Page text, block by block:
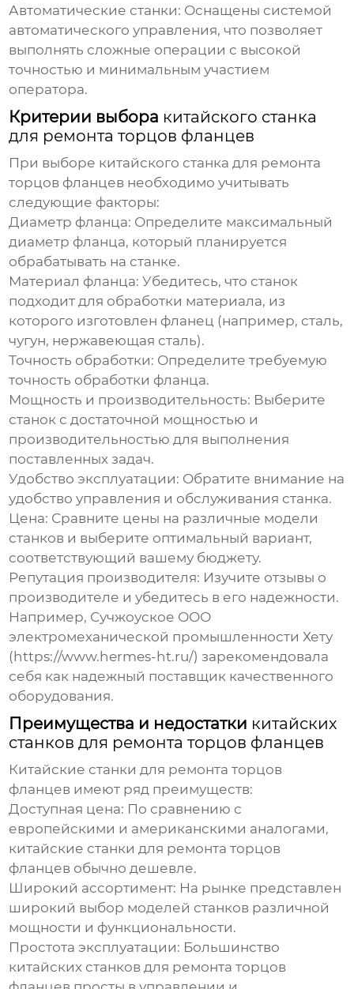
Автоматические станки: Оснащены системой
автоматического управления, что позволяет
выполнять сложные операции с высокой
точностью и минимальным участием
оператора.
Критерии выбора китайского станка
для ремонта торцов фланцев
При выборе китайского станка для ремонта
торцов фланцев необходимо учитывать
следующие факторы:
Диаметр фланца: Определите максимальный
диаметр фланца, который планируется
обрабатывать на станке.
Материал фланца: Убедитесь, что станок
подходит для обработки материала, из
которого изготовлен фланец (например, сталь,
чугун, нержавеющая сталь).
Точность обработки: Определите требуемую
точность обработки фланца.
Мощность и производительность: Выберите
станок с достаточной мощностью и
производительностью для выполнения
поставленных задач.
Удобство эксплуатации: Обратите внимание на
удобство управления и обслуживания станка.
Цена: Сравните цены на различные модели
станков и выберите оптимальный вариант,
соответствующий вашему бюджету.
Репутация производителя: Изучите отзывы о
производителе и убедитесь в его надежности.
Например, Сучжоуское ООО
электромеханической промышленности Хету
(https://www.hermes-ht.ru/) зарекомендовала
себя как надежный поставщик качественного
оборудования.
Преимущества и недостатки китайских
станков для ремонта торцов фланцев
Китайские станки для ремонта торцов
фланцев имеют ряд преимуществ:
Доступная цена: По сравнению с
европейскими и американскими аналогами,
китайские станки для ремонта торцов
фланцев обычно дешевле.
Широкий ассортимент: На рынке представлен
широкий выбор моделей станков различной
мощности и функциональности.
Простота эксплуатации: Большинство
китайских станков для ремонта торцов